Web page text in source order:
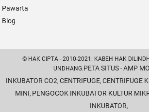
Pawarta
Blog
© HAK CIPTA - 2010-2021: KABEH HAK
UNDHANG.PETA SITUS - AMP
INKUBATOR CO2, CENTRIFUGE, CENTRIFUGE
MINI, PENGOCOK INKUBATOR KULTUR
INKUBATOR,